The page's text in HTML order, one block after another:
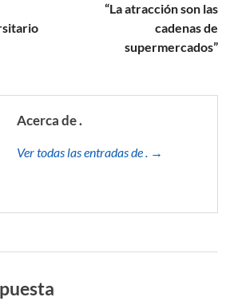
“La atracción son las
cadenas de
supermercados”
Acerca de .
Ver todas las entradas de . →